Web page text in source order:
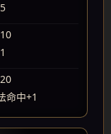
命中+1